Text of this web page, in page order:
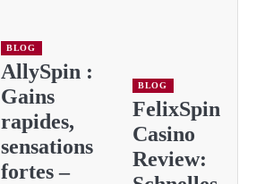
BLOG
AllySpin :
Gains
rapides,
sensations
fortes –
BLOG
FelixSpin
Casino
Review: